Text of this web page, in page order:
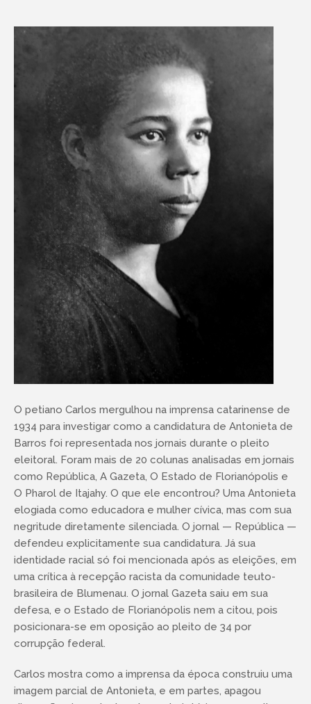
O petiano Carlos mergulhou na imprensa catarinense de
1934 para investigar como a candidatura de Antonieta de
Barros foi representada nos jornais durante o pleito
eleitoral. Foram mais de 20 colunas analisadas em jornais
como República, A Gazeta, O Estado de Florianópolis e
O Pharol de Itajahy. O que ele encontrou? Uma Antonieta
elogiada como educadora e mulher cívica, mas com sua
negritude diretamente silenciada. O jornal — República —
defendeu explicitamente sua candidatura. Já sua
identidade racial só foi mencionada após as eleições, em
uma crítica à recepção racista da comunidade teuto-
brasileira de Blumenau. O jornal Gazeta saiu em sua
defesa, e o Estado de Florianópolis nem a citou, pois
posicionara-se em oposição ao pleito de 34 por
corrupção federal.
Carlos mostra como a imprensa da época construiu uma
imagem parcial de Antonieta, e em partes, apagou